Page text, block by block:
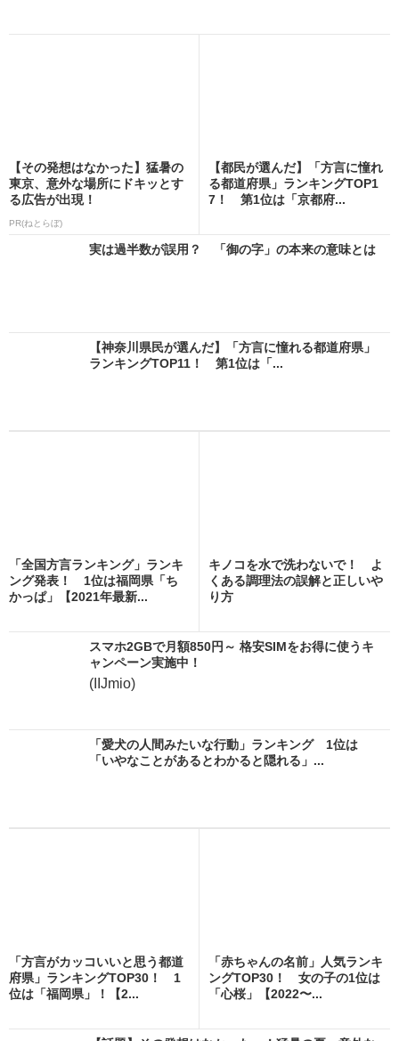
【その発想はなかった】猛暑の
東京、意外な場所にドキッとす
る広告が出現！
PR(ねとらぼ)
【都民が選んだ】「方言に憧れ
る都道府県」ランキングTOP1
7！ 第1位は「京都府...
実は過半数が誤用？ 「御の字」の本来の意味とは
【神奈川県民が選んだ】「方言に憧れる都道府県」
ランキングTOP11！ 第1位は「...
「全国方言ランキング」ランキ
ング発表！ 1位は福岡県「ち
かっぱ」【2021年最新...
キノコを水で洗わないで！ よ
くある調理法の誤解と正しいや
り方
スマホ2GBで月額850円～ 格安SIMをお得に使うキ
ャンペーン実施中！
(IIJmio)
「愛犬の人間みたいな行動」ランキング 1位は
「いやなことがあるとわかると隠れる」...
「方言がカッコいいと思う都道
府県」ランキングTOP30！ 1
位は「福岡県」！【2...
「赤ちゃんの名前」人気ランキ
ングTOP30！ 女の子の1位は
「心桜」【2022〜...